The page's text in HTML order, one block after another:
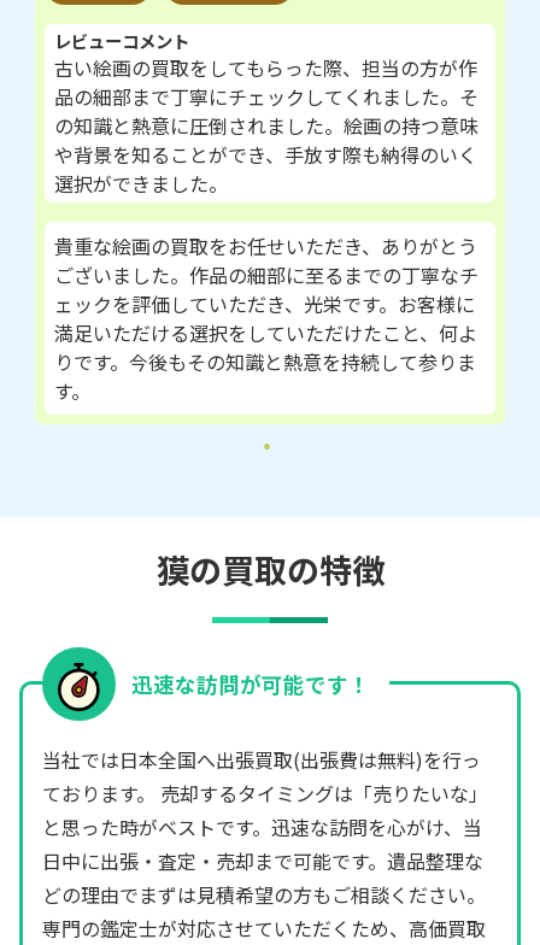
レビューコメント
古い絵画の買取をしてもらった際、担当の方が作
品の細部まで丁寧にチェックしてくれました。そ
の知識と熱意に圧倒されました。絵画の持つ意味
や背景を知ることができ、手放す際も納得のいく
選択ができました。
貴重な絵画の買取をお任せいただき、ありがとう
ございました。作品の細部に至るまでの丁寧なチ
ェックを評価していただき、光栄です。お客様に
満足いただける選択をしていただけたこと、何よ
りです。今後もその知識と熱意を持続して参りま
す。
獏の買取の特徴
迅速な訪問が可能です！
当社では日本全国へ出張買取(出張費は無料)を行っ
ております。 売却するタイミングは「売りたいな」
と思った時がベストです。迅速な訪問を心がけ、当
日中に出張・査定・売却まで可能です。遺品整理な
どの理由でまずは見積希望の方もご相談ください。
専門の鑑定士が対応させていただくため、高価買取